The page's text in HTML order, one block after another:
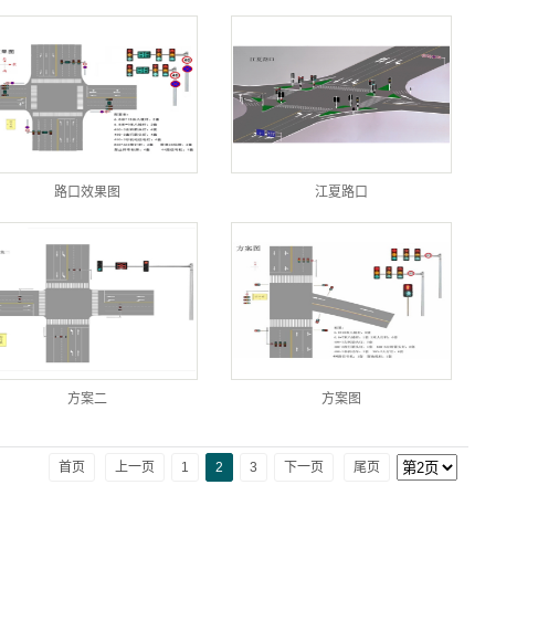
路口效果图 江夏路口
方案二 方案图
首页 上一页 1 2 3 下一页 尾页